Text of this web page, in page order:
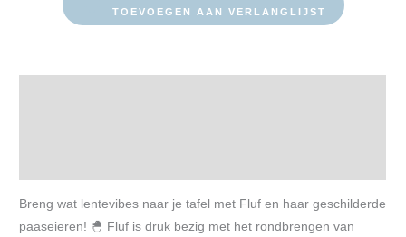
TOEVOEGEN AAN VERLANGLIJST
Breng wat lentevibes naar je tafel met Fluf en haar geschilderde
paaseieren! 🐣 Fluf is druk bezig met het rondbrengen van